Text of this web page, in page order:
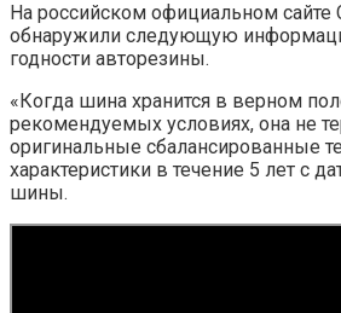
На российском официальном сайте
обнаружили следующую
годности авторезины.
«Когда шина хранится в верном
рекомендуемых условиях, она не
оригинальные сбалансированные
характеристики в течение 5 лет с
шины.